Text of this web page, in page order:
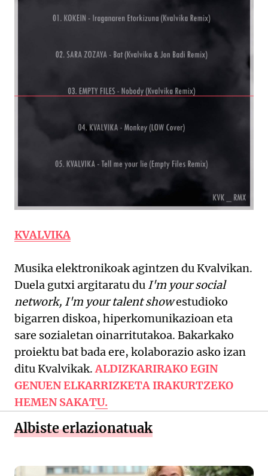
KVALVIKA
Musika elektronikoak agintzen du Kvalvikan.
Duela gutxi argitaratu du I'm your social
network, I'm your talent showestudioko
bigarren diskoa, hiperkomunikazioan eta
sare sozialetan oinarritutakoa. Bakarkako
proiektu bat bada ere, kolaborazio asko izan
ditu Kvalvikak. ALDIZKARIRAKO EGIN
GENUEN ELKARRIZKETA IRAKURTZEKO
HEMEN SAKATU.
Albiste erlazionatuak